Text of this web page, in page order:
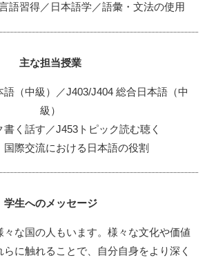
語習得／日本語学／語彙・文法の使用
主な担当授業
語（中級）／J403/J404 総合日本語（中
級）
書く話す／J453トピック読む聴く
国際交流における日本語の役割
学生へのメッセージ
々な国の人もいます。様々な文化や価値
に触れることで、自分自身をより深く